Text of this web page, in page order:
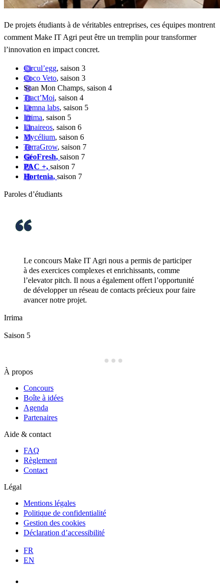
De projets étudiants à de véritables entreprises, ces équipes montrent
comment Make IT Agri peut être un tremplin pour transformer
l’innovation en impact concret.
Circul’egg, saison 3
Coco Veto, saison 3
Scan Mon Champs, saison 4
Tract’Moi, saison 4
Lemna labs, saison 5
Irrima, saison 5
Linaireos, saison 6
Mycélium, saison 6
TerraGrow, saison 7
GéoFresh, saison 7
PAC +, saison 7
Hortenia, saison 7
Paroles d’étudiants
IT Agri nous a permis de participer
complexes et enrichissants, comme
Il nous a également offert l’opportunité
un réseau de contacts précieux pour faire
projet.
Le concours
des rencontres
d’experts
par un jury
À propos
Concours
Boîte à idées
Agenda
Partenaires
Aide & contact
FAQ
Règlement
Contact
Légal
Mentions légales
Politique de confidentialité
Gestion des cookies
Déclaration d’accessibilité
FR
EN